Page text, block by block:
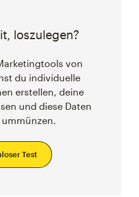
loszulegen?
von
du individuelle
erstellen, deine
und diese Daten
ummünzen.
Test